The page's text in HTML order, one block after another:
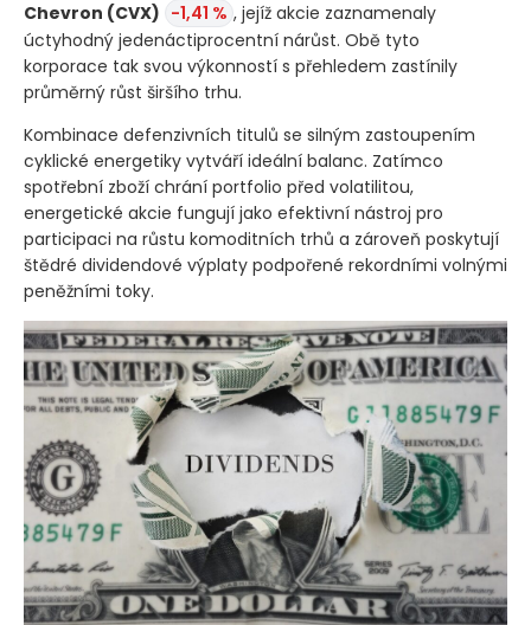
Chevron (CVX) -1,41 % , jejíž akcie zaznamenaly
úctyhodný jedenáctiprocentní nárůst. Obě tyto
korporace tak svou výkonností s přehledem zastínily
průměrný růst širšího trhu.
Kombinace defenzivních titulů se silným zastoupením
cyklické energetiky vytváří ideální balanc. Zatímco
spotřební zboží chrání portfolio před volatilitou,
energetické akcie fungují jako efektivní nástroj pro
participaci na růstu komoditních trhů a zároveň poskytují
štědré dividendové výplaty podpořené rekordními volnými
peněžními toky.